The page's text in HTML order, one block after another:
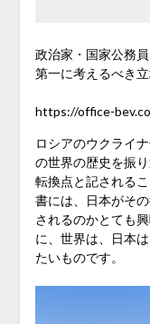
政治家・国家公務
第一に考えるべき
https://office-
ロシアのウクライ
の世界の歴史を振
転換点と記される
書には、日本がそ
されるのかとても
に、世界は、日本
たいものです。